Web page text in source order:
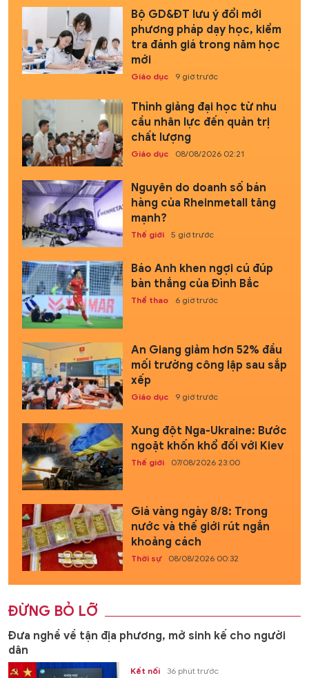
Bộ GD&ĐT lưu ý đổi mới
phương pháp dạy học, kiểm
tra đánh giá trong năm học
mới
Giáo dục 9 giờ trước
Thỉnh giảng đại học từ nhu
cầu nhân lực đến quản trị
chất lượng
Giáo dục 08/08/2026 02:21
Nguyên do doanh số bán
hàng của Rheinmetall tăng
mạnh?
Thế giới 5 giờ trước
Báo Anh khen ngợi cú đúp
bàn thắng của Đình Bắc
Thể thao 6 giờ trước
An Giang giảm hơn 52% đầu
mối trường công lập sau sắp
xếp
Giáo dục 9 giờ trước
Xung đột Nga-Ukraine: Bước
ngoặt khốn khổ đối với Kiev
Thế giới 07/08/2026 23:00
Giá vàng ngày 8/8: Trong
nước và thế giới rút ngắn
khoảng cách
Thời sự 08/08/2026 00:32
ĐỪNG BỎ LỠ
Đưa nghề về tận địa phương, mở sinh kế cho người
dân
Kết nối 36 phút trước